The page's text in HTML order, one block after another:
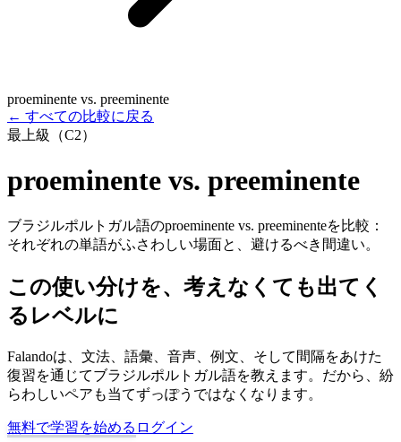
proeminente vs. preeminente
← すべての比較に戻る
最上級（C2）
proeminente vs. preeminente
ブラジルポルトガル語のproeminente vs. preeminenteを比較：
それぞれの単語がふさわしい場面と、避けるべき間違い。
この使い分けを、考えなくても出てく
るレベルに
Falandoは、文法、語彙、音声、例文、そして間隔をあけた
復習を通じてブラジルポルトガル語を教えます。だから、紛
らわしいペアも当てずっぽうではなくなります。
無料で学習を始める ログイン